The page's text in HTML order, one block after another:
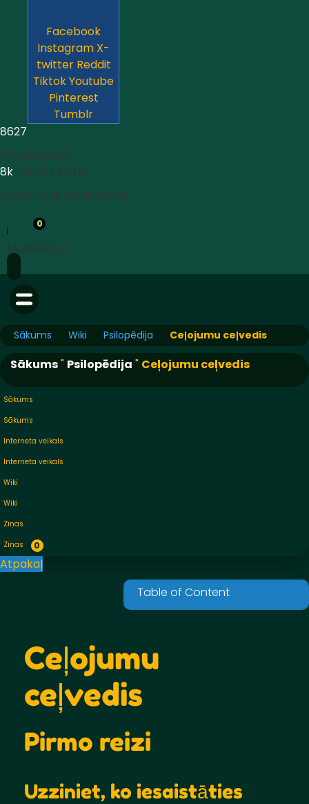
Facebook
Instagram X-
twitter Reddit
TiktokYoutube
Pinterest
Tumblr
8627
Wholecelium
8k  4.5/5
Skatīt visas atsauksmes
0
Meklēšana
Sākums Wiki Psilopēdija Ceļojumu ceļvedis
Sākums" Psilopēdija " Ceļojumu ceļvedis
Sākums
Sākums
Interneta veikals
Interneta veikals
Wiki
Wiki
Ziņas
Ziņas
0
Atpakaļ
Ceļojumu
ceļvedis
Pirmo reizi
Uzziniet, ko iesaistāties